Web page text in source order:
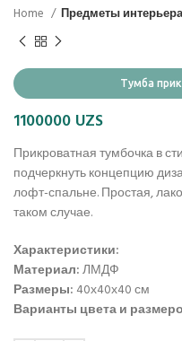
Home Предметы интерьера
Тумба
1100000 UZS
Прикроватная тумбочка в
подчеркнуть концепцию
лофт-спальне. Простая,
таком случае.
Характеристики:
Материал:ЛМДФ
Размеры: 40х40х40 см
Варианты цвета и